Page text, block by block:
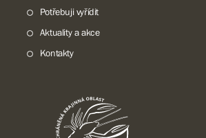
Potřebuji vyřídit
Aktuality a akce
Kontakty